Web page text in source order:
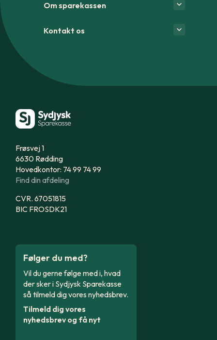
Om sparekassen
Kontakt os
Frøsvej 1
6630 Rødding
Hovedkontor: 74 99 74 99
Find din afdeling
CVR. 67051815
BIC FROSDK21
Følger du med?
Vil du gerne følge med i, hvad
der sker i Sydjysk Sparekasse
så tilmeld dig vores nyhedsbrev.
Tilmeld dig vores
nyhedsbrev og få nyt